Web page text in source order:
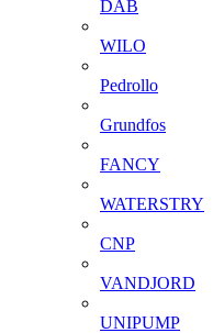
DAB
WILO
Pedrollo
Grundfos
FANCY
WATERSTRY
CNP
VANDJORD
UNIPUMP